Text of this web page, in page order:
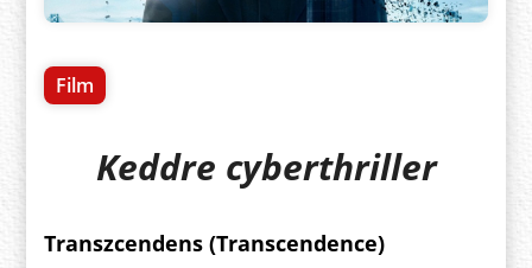
Film
Keddre cyberthriller
Transzcendens (Transcendence)